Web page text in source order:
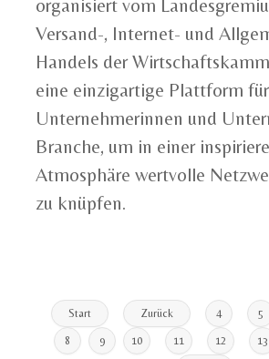
organisiert vom
Versand-, Internet- und
Handels der
eine einzigartige Plattform für
Unternehmerinnen und
Branche, um in einer
Atmosphäre wertvolle
zu knüpfen.
Start Zurück 4 5
8 9 10 11 12 13